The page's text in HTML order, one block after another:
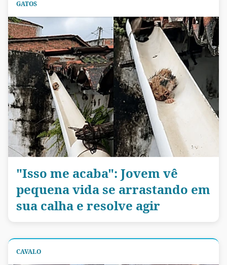
GATOS
"Isso me acaba": Jovem vê
pequena vida se arrastando em
sua calha e resolve agir
CAVALO